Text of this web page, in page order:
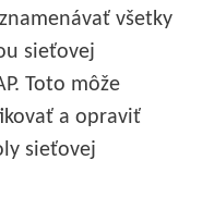
všetky
sieťovej
Toto môže
a opraviť
sieťovej